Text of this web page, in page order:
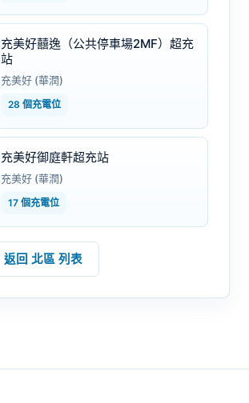
充美好囍逸（公共停車場2MF）超充
站
充美好 (華潤)
28 個充電位
充美好御庭軒超充站
充美好 (華潤)
17 個充電位
返回 北區 列表